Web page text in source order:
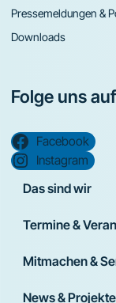
Pressemeldungen &
Downloads
Folge uns auf
Facebook
Instagram
Das sind wir
Termine &
Mitmachen &
News & Projekte